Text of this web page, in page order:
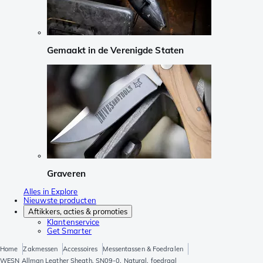
Gemaakt in de Verenigde Staten
Graveren
Alles in Explore
Nieuwste producten
Aftikkers, acties & promoties
Klantenservice
Get Smarter
Home Zakmessen Accessoires
Messentassen & Foedralen
WESN Allman Leather Sheath, SN09-0, Natural, foedraal